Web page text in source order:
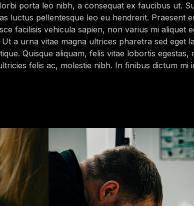
porta leo nibh, a consequat ex faucibus ut.
luctus pellentesque leo eu hendrerit. Praesent
facilisis vehicula sapien, non varius mi aliquet
a urna vitae magna ultrices pharetra sed eget
Quisque aliquam, felis vitae lobortis egestas,
felis ac, molestie nibh. In finibus dictum mi